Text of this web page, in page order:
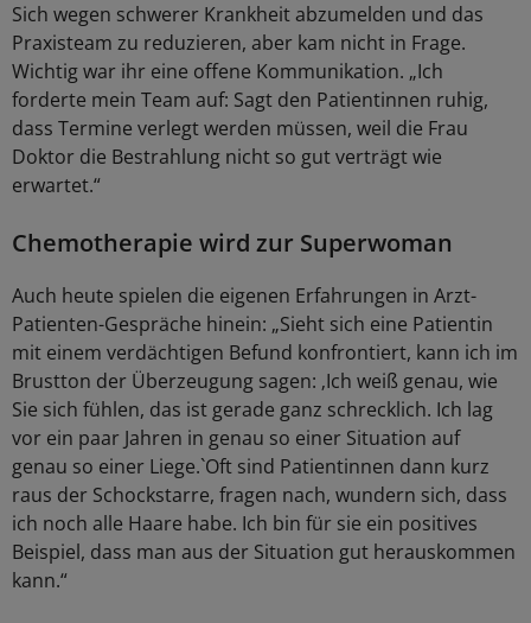
Sich wegen schwerer Krankheit abzumelden und das
Praxisteam zu reduzieren, aber kam nicht in Frage.
Wichtig war ihr eine offene Kommunikation. „Ich
forderte mein Team auf: Sagt den Patientinnen ruhig,
dass Termine verlegt werden müssen, weil die Frau
Doktor die Bestrahlung nicht so gut verträgt wie
erwartet.“
Chemotherapie wird zur Superwoman
Auch heute spielen die eigenen Erfahrungen in Arzt-
Patienten-Gespräche hinein: „Sieht sich eine Patientin
mit einem verdächtigen Befund konfrontiert, kann ich im
Brustton der Überzeugung sagen: ‚Ich weiß genau, wie
Sie sich fühlen, das ist gerade ganz schrecklich. Ich lag
vor ein paar Jahren in genau so einer Situation auf
genau so einer Liege.`Oft sind Patientinnen dann kurz
raus der Schockstarre, fragen nach, wundern sich, dass
ich noch alle Haare habe. Ich bin für sie ein positives
Beispiel, dass man aus der Situation gut herauskommen
kann.“